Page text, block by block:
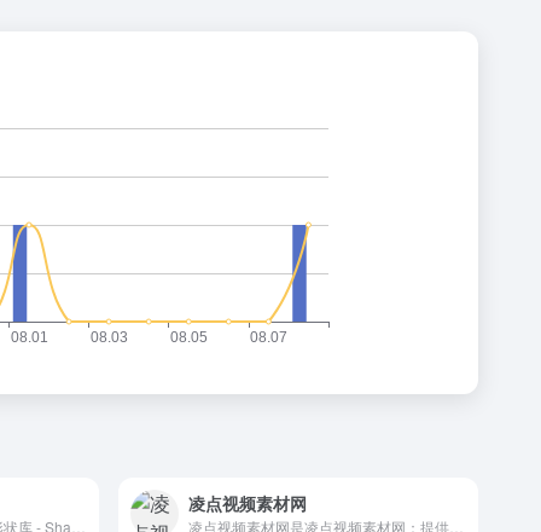
凌点视频素材网